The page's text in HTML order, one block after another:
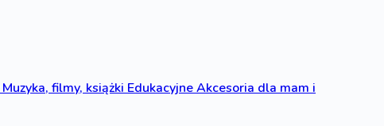
Muzyka, filmy, książki EdukacyjneAkcesoria dla mam i